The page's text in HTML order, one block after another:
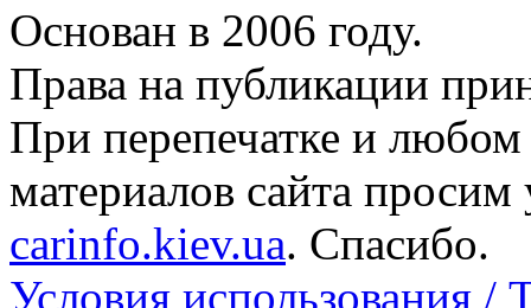
Основан в 2006 году.
Права на публикации
При перепечатке и
материалов сайта просим
carinfo.kiev.ua. Спасибо.
Условия использования /